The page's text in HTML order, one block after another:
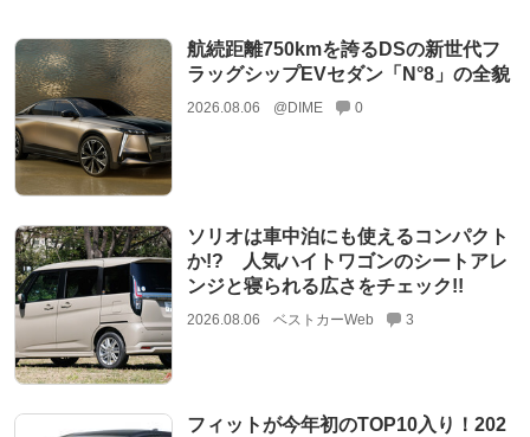
航続距離750kmを誇るDSの新世代フ
ラッグシップEVセダン「N°8」の全貌
2026.08.06 @DIME 0
ソリオは車中泊にも使えるコンパクト
か!? 人気ハイトワゴンのシートアレ
ンジと寝られる広さをチェック!!
2026.08.06 ベストカーWeb 3
フィットが今年初のTOP10入り！202